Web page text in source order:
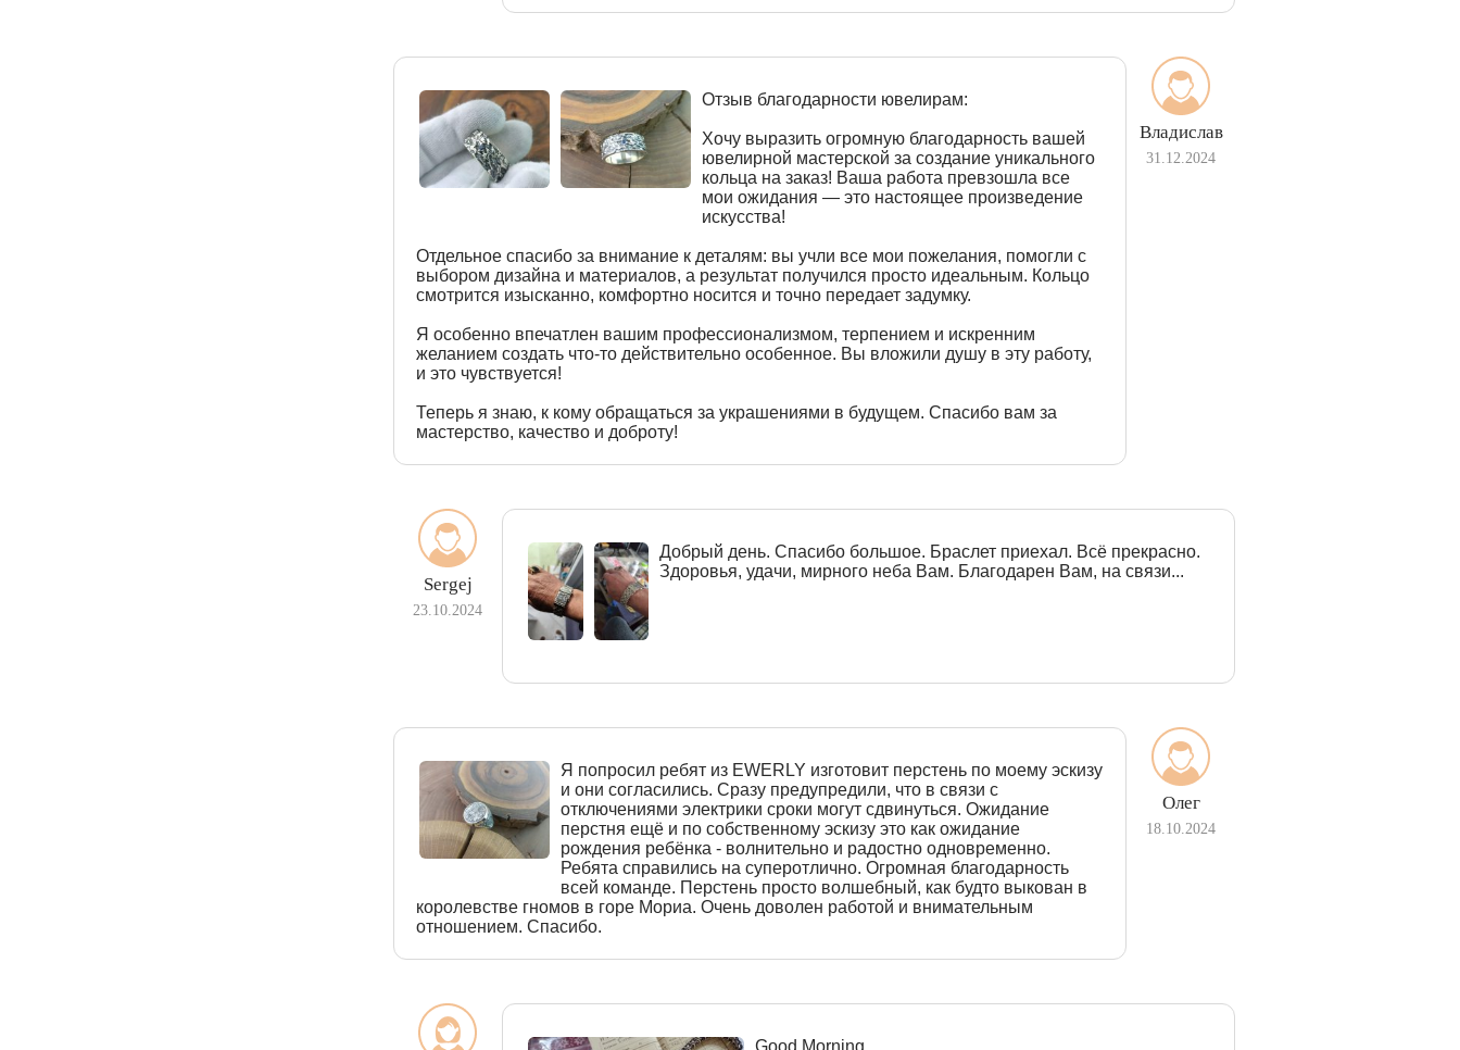
Владислав
31.12.2024
Отзыв благодарности ювелирам:
Хочу выразить огромную благодарность вашей
ювелирной мастерской за создание уникального
кольца на заказ! Ваша работа превзошла все
мои ожидания — это настоящее произведение
искусства!
Отдельное спасибо за внимание к деталям: вы учли все мои пожелания, помогли с
выбором дизайна и материалов, а результат получился просто идеальным. Кольцо
смотрится изысканно, комфортно носится и точно передает задумку.
Я особенно впечатлен вашим профессионализмом, терпением и искренним
желанием создать что-то действительно особенное. Вы вложили душу в эту работу,
и это чувствуется!
Теперь я знаю, к кому обращаться за украшениями в будущем. Спасибо вам за
мастерство, качество и доброту!
Sergej
23.10.2024
Добрый день. Спасибо большое. Браслет приехал. Всё прекрасно.
Здоровья, удачи, мирного неба Вам. Благодарен Вам, на связи...
Олег
18.10.2024
Я попросил ребят из EWERLY изготовит перстень по моему эскизу
и они согласились. Сразу предупредили, что в связи с
отключениями электрики сроки могут сдвинуться. Ожидание
перстня ещё и по собственному эскизу это как ожидание
рождения ребёнка - волнительно и радостно одновременно.
Ребята справились на суперотлично. Огромная благодарность
всей команде. Перстень просто волшебный, как будто выкован в
королевстве гномов в горе Мориа. Очень доволен работой и внимательным
отношением. Спасибо.
Good Morning,